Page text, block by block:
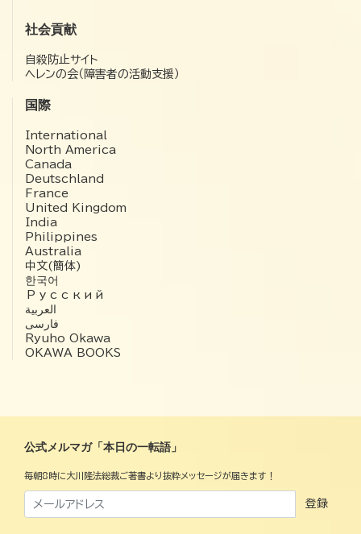
社会貢献
自殺防止サイト
ヘレンの会（障害者の活動支援）
国際
International
North America
Canada
Deutschland
France
United Kingdom
India
Philippines
Australia
中文(簡体)
한국어
Русский
العربية‏
فارسی
Ryuho Okawa
OKAWA BOOKS
公式メルマガ「本日の一転語」
毎朝8時に大川隆法総裁ご著書より抜粋メッセージが届きます！
登録